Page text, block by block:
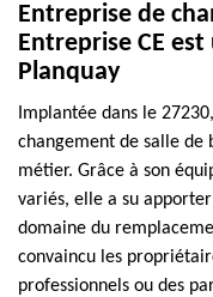
Entreprise de
Entreprise CE
Planquay
Implantée dans le
changement de salle de
métier. Grâce à son
variés, elle a su
domaine du
convaincu les
professionnels ou des